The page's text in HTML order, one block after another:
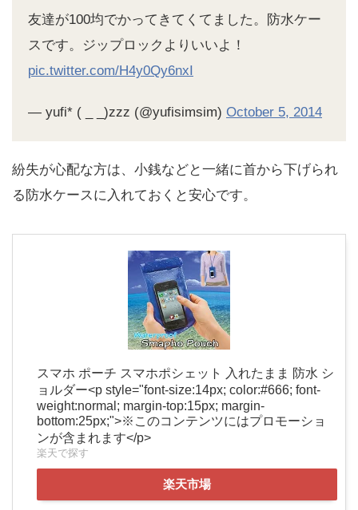
友達が100均でかってきてくてました。防水ケー
スです。ジップロックよりいいよ！
pic.twitter.com/H4y0Qy6nxI
— yufi* ( _ _)zzz (@yufisimsim) October 5, 2014
紛失が心配な方は、小銭などと一緒に首から下げられ
る防水ケースに入れておくと安心です。
スマホ ポーチ スマホポシェット 入れたまま 防水 シ
ョルダー<p style="font-size:14px; color:#666; font-
weight:normal; margin-top:15px; margin-
bottom:25px;">※このコンテンツにはプロモーショ
ンが含まれます</p>
楽天で探す
楽天市場